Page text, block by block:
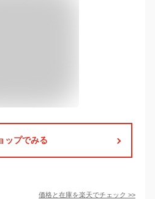
ップでみる
価格と在庫を楽天でチェック >>